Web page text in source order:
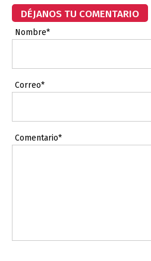
DÉJANOS TU COMENTARIO
Nombre*
Correo*
Comentario*